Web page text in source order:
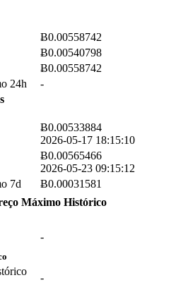
Ƀ0.00558742
Ƀ0.00540798
Ƀ0.00558742
24h
-
Ƀ0.00533884
2026-05-17 18:15:10
Ƀ0.00565466
2026-05-23 09:15:12
7d
Ƀ0.00031581
Máximo Histórico
-
-